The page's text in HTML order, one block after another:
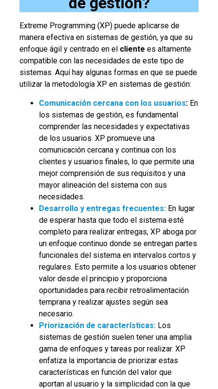
Extreme Programming (XP) puede aplicarse de
manera efectiva en sistemas de gestión, ya que su
enfoque ágil y centrado en el cliente es altamente
compatible con las necesidades de este tipo de
sistemas. Aquí hay algunas formas en que se puede
utilizar la metodología XP en sistemas de gestión:
Comunicación cercana con los usuarios: En
los sistemas de gestión, es fundamental
comprender las necesidades y expectativas
de los usuarios. XP promueve una
comunicación cercana y continua con los
clientes y usuarios finales, lo que permite una
mejor comprensión de sus requisitos y una
mayor alineación del sistema con sus
necesidades.
Desarrollo y entregas frecuentes: En lugar
de esperar hasta que todo el sistema esté
completo para realizar entregas, XP aboga por
un enfoque continuo donde se entregan partes
funcionales del sistema en intervalos cortos y
regulares. Esto permite a los usuarios obtener
valor desde el principio y proporciona
oportunidades para recibir retroalimentación
temprana y realizar ajustes según sea
necesario.
Priorización de características: Los
sistemas de gestión suelen tener una amplia
gama de enfoques y tareas por realizar. XP
enfatiza la importancia de priorizar estas
características en función del valor que
aportan al usuario y la simplicidad con la que